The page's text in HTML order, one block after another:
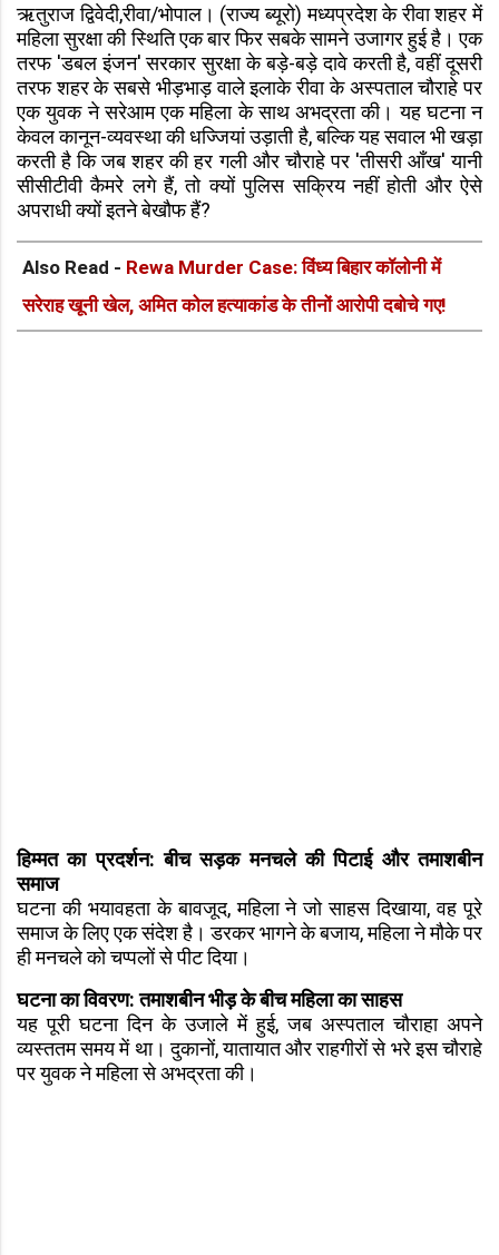
ऋतुराज द्विवेदी,रीवा/भोपाल। (राज्य ब्यूरो) मध्यप्रदेश के रीवा शहर में
महिला सुरक्षा की स्थिति एक बार फिर सबके सामने उजागर हुई है। एक
तरफ 'डबल इंजन' सरकार सुरक्षा के बड़े-बड़े दावे करती है, वहीं दूसरी
तरफ शहर के सबसे भीड़भाड़ वाले इलाके रीवा के अस्पताल चौराहे पर
एक युवक ने सरेआम एक महिला के साथ अभद्रता की। यह घटना न
केवल कानून-व्यवस्था की धज्जियां उड़ाती है, बल्कि यह सवाल भी खड़ा
करती है कि जब शहर की हर गली और चौराहे पर 'तीसरी आँख' यानी
सीसीटीवी कैमरे लगे हैं, तो क्यों पुलिस सक्रिय नहीं होती और ऐसे
अपराधी क्यों इतने बेखौफ हैं?
Also Read - Rewa Murder Case: विंध्य बिहार कॉलोनी में
सरेराह खूनी खेल, अमित कोल हत्याकांड के तीनों आरोपी दबोचे गए!
हिम्मत का प्रदर्शन: बीच सड़क मनचले की पिटाई और तमाशबीन
समाज
घटना की भयावहता के बावजूद, महिला ने जो साहस दिखाया, वह पूरे
समाज के लिए एक संदेश है। डरकर भागने के बजाय, महिला ने मौके पर
ही मनचले को चप्पलों से पीट दिया।
घटना का विवरण: तमाशबीन भीड़ के बीच महिला का साहस
यह पूरी घटना दिन के उजाले में हुई, जब अस्पताल चौराहा अपने
व्यस्ततम समय में था। दुकानों, यातायात और राहगीरों से भरे इस चौराहे
पर युवक ने महिला से अभद्रता की।